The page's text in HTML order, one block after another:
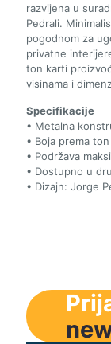
razvijena u
Pedrali.
pogodnom za
privatne
ton karti
visinama i
Specifikacije
• Metalna
• Boja prema
• Podržava
• Dostupno u
• Dizajn: Jorge